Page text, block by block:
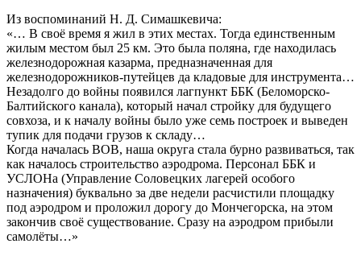
Из воспоминаний Н. Д. Симашкевича:
«… В своё время я жил в этих местах. Тогда единственным
жилым местом был 25 км. Это была поляна, где находилась
железнодорожная казарма, предназначенная для
железнодорожников-путейцев да кладовые для инструмента…
Незадолго до войны появился лагпункт ББК (Беломорско-
Балтийского канала), который начал стройку для будущего
совхоза, и к началу войны было уже семь построек и выведен
тупик для подачи грузов к складу…
Когда началась ВОВ, наша округа стала бурно развиваться, так
как началось строительство аэродрома. Персонал ББК и
УСЛОНа (Управление Соловецких лагерей особого
назначения) буквально за две недели расчистили площадку
под аэродром и проложил дорогу до Мончегорска, на этом
закончив своё существование. Сразу на аэродром прибыли
самолёты…»